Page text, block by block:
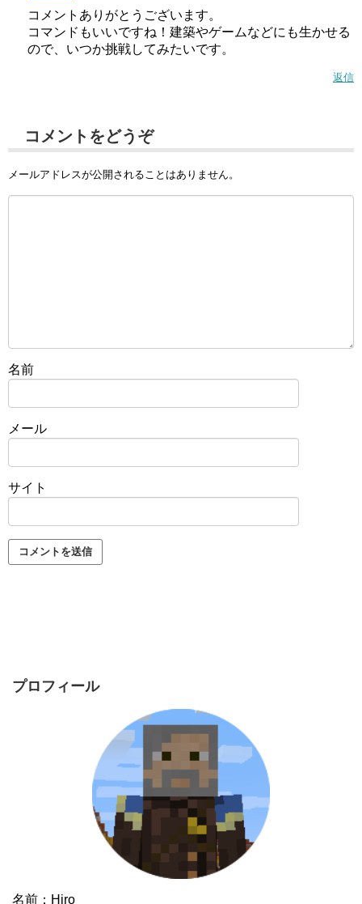
コメントありがとうございます。
コマンドもいいですね！建築やゲームなどにも生かせる
ので、いつか挑戦してみたいです。
返信
コメントをどうぞ
メールアドレスが公開されることはありません。
名前
メール
サイト
プロフィール
名前：Hiro